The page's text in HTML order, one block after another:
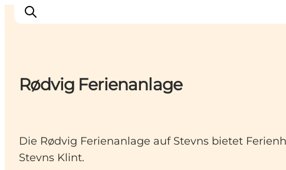
Events
Essen
Rødvig Ferienanlage
Die Rødvig Ferienanlage auf Stevns bietet
Stevns Klint.